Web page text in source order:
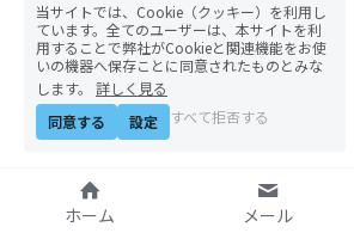
ホーム メール
当サイトでは、Cookie（クッキー）を利用し
ています。全てのユーザーは、本サイトを利
用することで弊社がCookieと関連機能をお使
いの機器へ保存ことに同意されたものとみな
します。
詳しく見る
同意する
設定 すべて拒否する